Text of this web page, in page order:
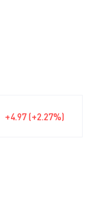
+4.97 (+2.27%)